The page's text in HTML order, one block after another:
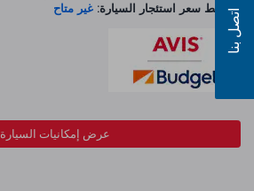
متوسط سعر استئجار السيارة: غير متاح
عرض إمكانيات السيارة
اتصل بنا